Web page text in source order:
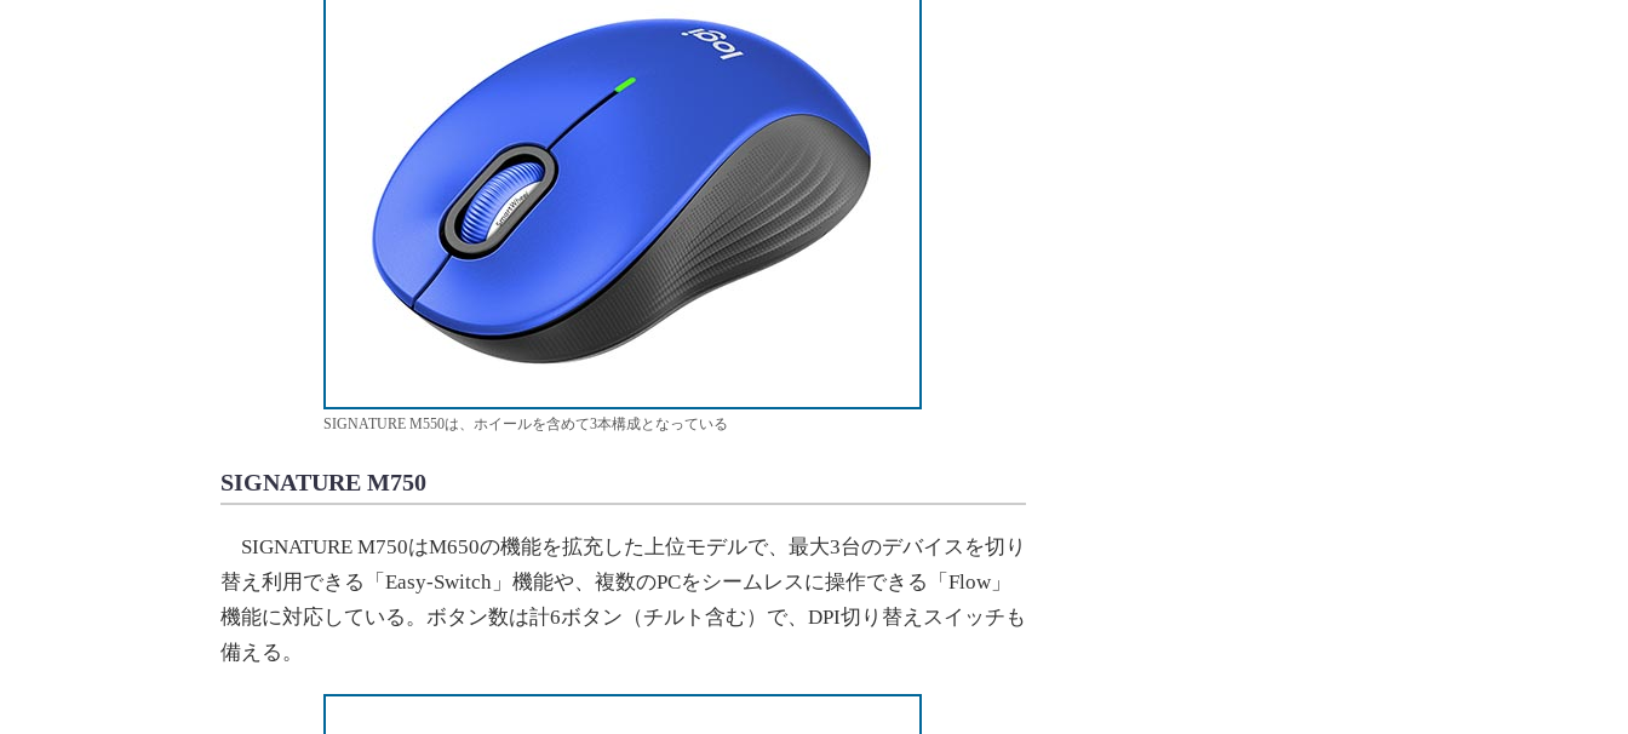
SIGNATURE M550は、ホイールを含めて3本構成となっている
SIGNATURE M750
SIGNATURE M750はM650の機能を拡充した上位モデルで、最大3台のデバイスを切り
替え利用できる「Easy-Switch」機能や、複数のPCをシームレスに操作できる「Flow」
機能に対応している。ボタン数は計6ボタン（チルト含む）で、DPI切り替えスイッチも
備える。